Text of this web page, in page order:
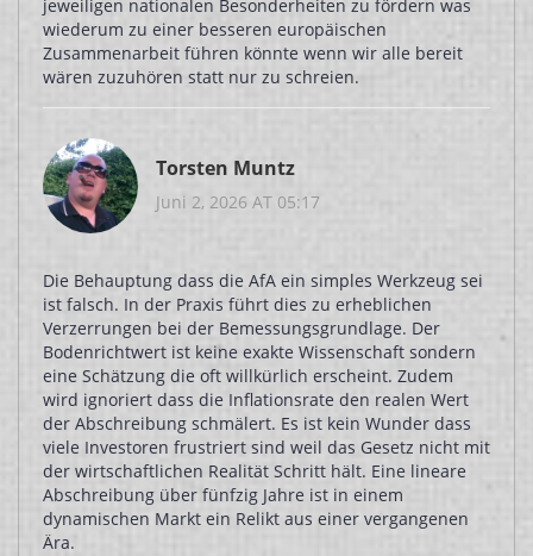
jeweiligen nationalen Besonderheiten zu fördern was
wiederum zu einer besseren europäischen
Zusammenarbeit führen könnte wenn wir alle bereit
wären zuzuhören statt nur zu schreien.
Torsten Muntz
Juni 2, 2026 AT 05:17
Die Behauptung dass die AfA ein simples Werkzeug sei
ist falsch. In der Praxis führt dies zu erheblichen
Verzerrungen bei der Bemessungsgrundlage. Der
Bodenrichtwert ist keine exakte Wissenschaft sondern
eine Schätzung die oft willkürlich erscheint. Zudem
wird ignoriert dass die Inflationsrate den realen Wert
der Abschreibung schmälert. Es ist kein Wunder dass
viele Investoren frustriert sind weil das Gesetz nicht mit
der wirtschaftlichen Realität Schritt hält. Eine lineare
Abschreibung über fünfzig Jahre ist in einem
dynamischen Markt ein Relikt aus einer vergangenen
Ära.